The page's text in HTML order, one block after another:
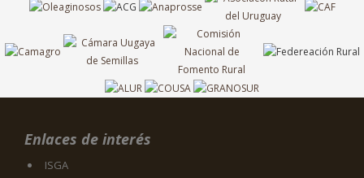
Enlaces de interés
ISGA